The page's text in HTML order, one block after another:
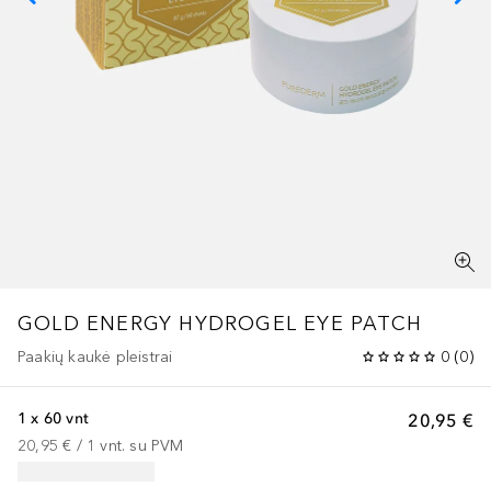
GOLD ENERGY HYDROGEL EYE PATCH
Paakių kaukė pleistrai 0 (0)
20,95 €
1 x 60 vnt
20,95 € / 1 vnt. su PVM